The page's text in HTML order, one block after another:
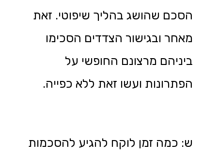
הסכם שהושג בהליך שיפוטי. זאת
מאחר ובגישור הצדדים הסכימו
ביניהם מרצונם החופשי על
הפתרונות ועשו זאת ללא כפייה.
ש: כמה זמן לוקח להגיע להסכמות